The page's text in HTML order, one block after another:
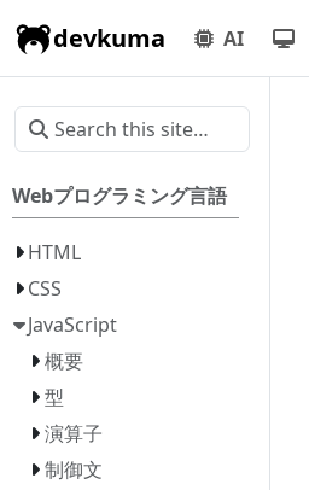
devkuma AI
Webプログラミング言語
HTML
CSS
JavaScript
概要
型
演算子
制御文